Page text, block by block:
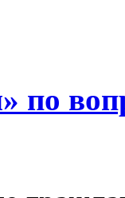
по